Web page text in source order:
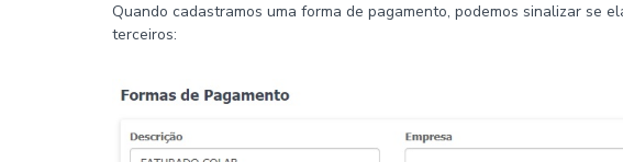
Quando cadastramos uma forma de pagamento, podemos sinalizar se
terceiros: